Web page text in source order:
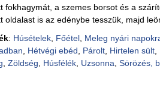
fokhagymát, a szemes borsot és a
oldalast is az edénybe tesszük, majd
: Húsételek, Főétel, Meleg nyári
Hétvégi ebéd Párolt, Hirtelen sült,
Zöldség Húsfélék, Uzsonna Sörözés,